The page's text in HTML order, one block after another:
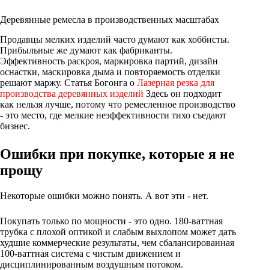
Деревянные ремесла в производственных масштабах
Продавцы мелких изделий часто думают как хоббисты.
Прибыльные же думают как фабриканты.
Эффективность раскроя, маркировка партий, дизайн
оснастки, маскировка дыма и повторяемость отделки
решают маржу. Статья Богонга о Лазерная резка для
производства деревянных изделий Здесь он подходит
как нельзя лучше, потому что ремесленное производство
- это место, где мелкие неэффективности тихо съедают
бизнес.
Ошибки при покупке, которые я не
прощу
Некоторые ошибки можно понять. А вот эти - нет.
Покупать только по мощности - это одно. 180-ваттная
трубка с плохой оптикой и слабым выхлопом может дать
худшие коммерческие результаты, чем сбалансированная
100-ваттная система с чистым движением и
дисциплинированным воздушным потоком.